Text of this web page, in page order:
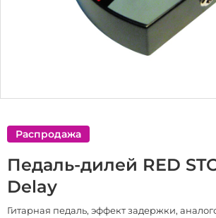
Распродажа
Педаль-дилей RED
Delay
Гитарная педаль, эффект задержки,